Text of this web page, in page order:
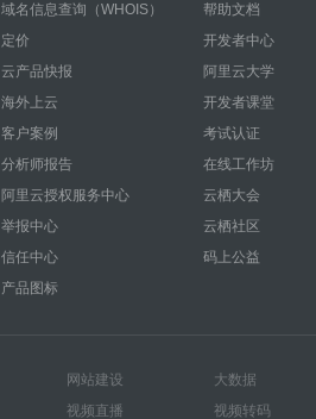
域名信息查询（WHOIS）
定价
云产品快报
海外上云
客户案例
分析师报告
阿里云授权服务中心
举报中心
信任中心
产品图标
帮助文档
开发者中心
阿里云大学
开发者课堂
考试认证
在线工作坊
云栖大会
云栖社区
码上公益
网站建设 大数据
视频直播 视频转码